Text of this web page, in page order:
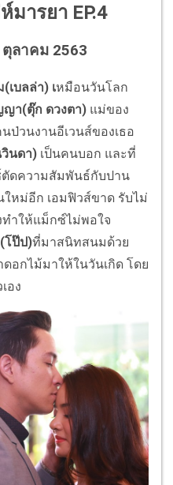
มารยา EP.4
ลาคม 2563
เบลล่า) เหมือนวันโลก
า(ตุ๊ก ดวงตา) แม่ของ
นป่วนงานอีเวนส์ของเธอ
นดา) เป็นคนบอก และที่
ดความสัมพันธ์กับปาน
หม่อีก เอมฟิวส์ขาด รับไม่
ำให้แม็กซ์ไม่พอใจ
โป๊ป)ที่มาสนิทสนมด้วย
ดอกไม้มาให้ในวันเกิด โดย
อง